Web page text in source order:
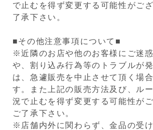
で止むを得ず変更する可能性がご
了承下さい。
■その他注意事項について■
※近隣のお店や他のお客様にご迷
や、割り込み行為等のトラブルが
は、急遽販売を中止させて頂く場
す。また上記の販売方法及び、ル
況で止むを得ず変更する可能性が
ご了承下さい。
※店舗内外に関わらず、金品の受